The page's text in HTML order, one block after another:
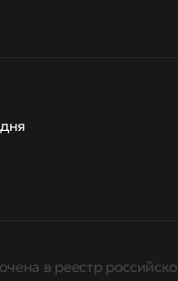
в реестр